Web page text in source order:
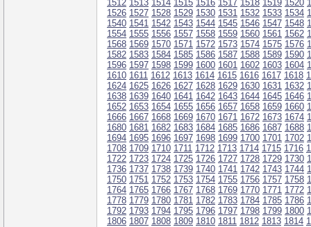
1512 1513 1514 1515 1516 1517 1518 1519 1520
1526 1527 1528 1529 1530 1531 1532 1533 1534
1540 1541 1542 1543 1544 1545 1546 1547 1548
1554 1555 1556 1557 1558 1559 1560 1561 1562
1568 1569 1570 1571 1572 1573 1574 1575 1576
1582 1583 1584 1585 1586 1587 1588 1589 1590
1596 1597 1598 1599 1600 1601 1602 1603 1604
1610 1611 1612 1613 1614 1615 1616 1617 1618
1624 1625 1626 1627 1628 1629 1630 1631 1632
1638 1639 1640 1641 1642 1643 1644 1645 1646
1652 1653 1654 1655 1656 1657 1658 1659 1660
1666 1667 1668 1669 1670 1671 1672 1673 1674
1680 1681 1682 1683 1684 1685 1686 1687 1688
1694 1695 1696 1697 1698 1699 1700 1701 1702
1708 1709 1710 1711 1712 1713 1714 1715 1716
1722 1723 1724 1725 1726 1727 1728 1729 1730
1736 1737 1738 1739 1740 1741 1742 1743 1744
1750 1751 1752 1753 1754 1755 1756 1757 1758
1764 1765 1766 1767 1768 1769 1770 1771 1772
1778 1779 1780 1781 1782 1783 1784 1785 1786
1792 1793 1794 1795 1796 1797 1798 1799 1800
1806 1807 1808 1809 1810 1811 1812 1813 1814